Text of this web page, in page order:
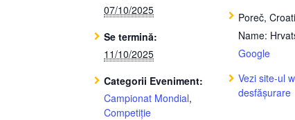
07/10/2025
Se termină:
11/10/2025
Categorii Eveniment:
Campionat Mondial,
Competiție
Poreč,
Name:
Google
Vezi site-ul
desfășurare